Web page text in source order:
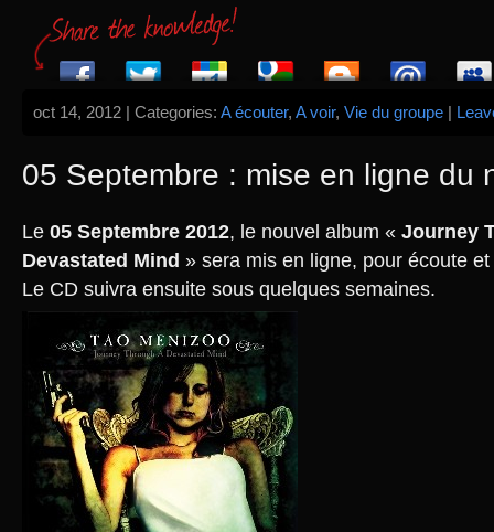
oct 14, 2012 | Categories: A écouter, A voir, Vie du groupe
05 Septembre : mise en ligne du
Le 05 Septembre 2012, le nouvel album « Journey
Devastated Mind » sera mis en ligne, pour écoute
Le CD suivra ensuite sous quelques semaines.